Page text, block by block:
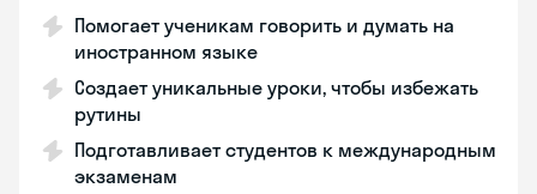
Помогает ученикам говорить и думать на
иностранном языке
Создает уникальные уроки, чтобы избежать
рутины
Подготавливает студентов к международным
экзаменам